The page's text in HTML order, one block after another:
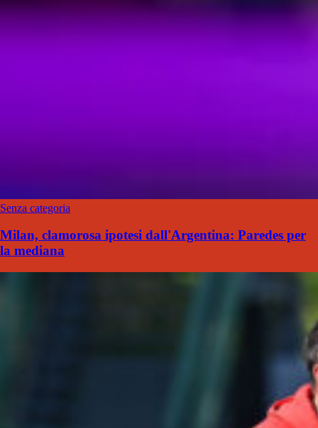
Senza categoria
Milan, clamorosa ipotesi dall'Argentina: Paredes per
la mediana